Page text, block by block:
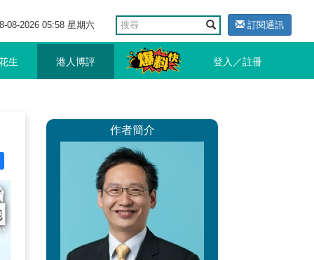
08-2026 05:58 星期六 訂閱通訊
生 港人博評 登入／註冊
作者簡介